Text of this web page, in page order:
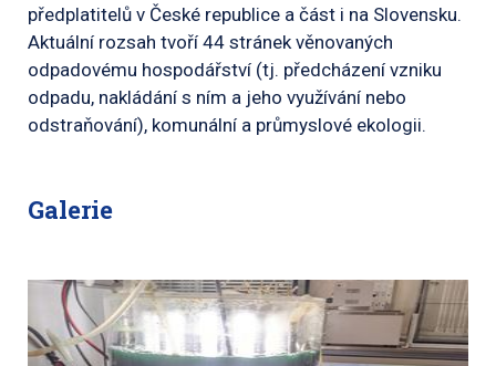
předplatitelů v České republice a část i na Slovensku.
Aktuální rozsah tvoří 44 stránek věnovaných
odpadovému hospodářství (tj. předcházení vzniku
odpadu, nakládání s ním a jeho využívání nebo
odstraňování), komunální a průmyslové ekologii.
Galerie